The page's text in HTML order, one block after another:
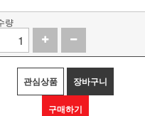
량
관심상품 장바구니
구매하기